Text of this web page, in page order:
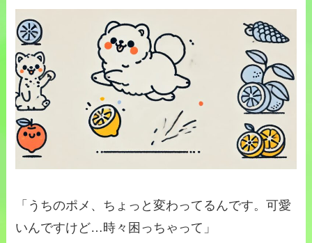
「うちのポメ、ちょっと変わってるんです。可愛
いんですけど…時々困っちゃって」